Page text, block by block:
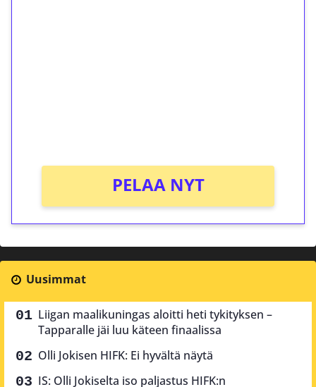
PELAA NYT
Uusimmat
Liigan maalikuningas aloitti heti tykityksen –
Tapparalle jäi luu käteen finaalissa
Olli Jokisen HIFK: Ei hyvältä näytä
IS: Olli Jokiselta iso paljastus HIFK:n